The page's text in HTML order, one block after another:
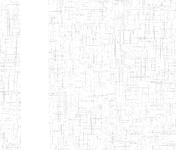
Etablissements
d'enseignement